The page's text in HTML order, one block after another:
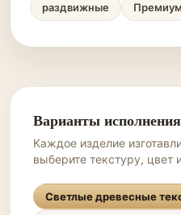
раздвижные Премиум
Варианты исполнения
Каждое изделие
выберите текстуру, цвет
Светлые древесные